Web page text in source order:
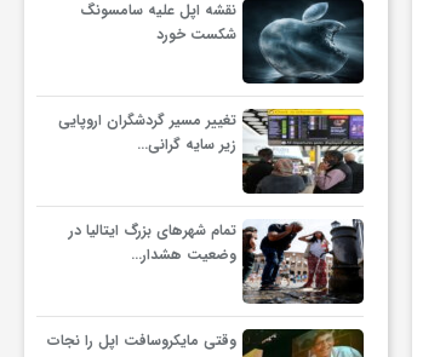
نقشه اپل علیه سامسونگ
شکست خورد
تغییر مسیر گردشگران اروپایی
زیر سایه گرانی…
تمام شهرهای بزرگ ایتالیا در
وضعیت هشدار…
وقتی مایکروسافت اپل را نجات